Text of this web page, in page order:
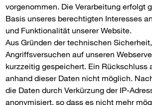
vorgenommen. Die Verarbeitung erfolgt
Basis unseres berechtigten Interesses
und Funktionalität unserer Website.
Aus Gründen der technischen
Angriffsversuchen auf unseren
kurzzeitig gespeichert. Ein Rückschluss
anhand dieser Daten nicht möglich.
die Daten durch Verkürzung der IP-
anonymisiert, so dass es nicht mehr